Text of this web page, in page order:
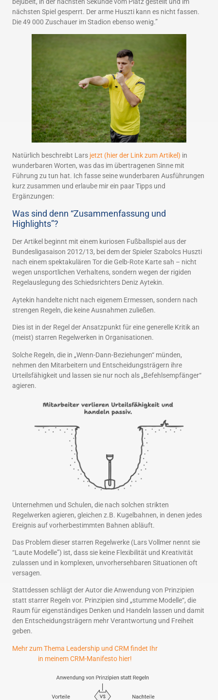
nächsten Spiel gesperrt. Der arme Huszti kann es nicht fassen.
Die 49 000 Zuschauer im Stadion ebenso wenig.”
Natürlich beschreibt Lars jetzt (hier der Link zum Artikel) in
wunderbaren Worten, was das im übertragenen Sinne mit
Führung zu tun hat. Ich fasse seine wunderbaren Ausführungen
kurz zusammen und erlaube mir ein paar Tipps und
Ergänzungen:
Was sind denn “Zusammenfassung und
Highlights”?
Der Artikel beginnt mit einem kuriosen Fußballspiel aus der
Bundesligasaison 2012/13, bei dem der Spieler Szabolcs Huszti
nach einem spektakulären Tor die Gelb-Rote Karte sah – nicht
wegen unsportlichen Verhaltens, sondern wegen der rigiden
Regelauslegung des Schiedsrichters Deniz Aytekin.
Aytekin handelte nicht nach eigenem Ermessen, sondern nach
strengen Regeln, die keine Ausnahmen zuließen.
Dies ist in der Regel der Ansatzpunkt für eine generelle Kritik an
(meist) starren Regelwerken in Organisationen.
Solche Regeln, die in „Wenn-Dann-Beziehungen“ münden,
nehmen den Mitarbeitern und Entscheidungsträgern ihre
Urteilsfähigkeit und lassen sie nur noch als „Befehlsempfänger“
agieren.
Unternehmen und Schulen, die nach solchen strikten
Regelwerken agieren, gleichen z.B. Kugelbahnen, in denen jedes
Ereignis auf vorherbestimmten Bahnen abläuft.
Das Problem dieser starren Regelwerke (Lars Vollmer nennt sie
“Laute Modelle”) ist, dass sie keine Flexibilität und Kreativität
zulassen und in komplexen, unvorhersehbaren Situationen oft
versagen.
Stattdessen schlägt der Autor die Anwendung von Prinzipien
statt starrer Regeln vor. Prinzipien sind „stumme Modelle“, die
Raum für eigenständiges Denken und Handeln lassen und damit
den Entscheidungsträgern mehr Verantwortung und Freiheit
geben.
Mehr zum Thema Leadership und CRM findet Ihr
in meinem CRM-Manifesto hier!